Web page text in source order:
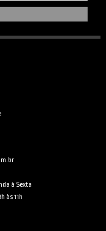
à Sexta
às 11h